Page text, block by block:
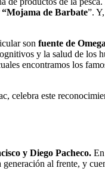
de Barbate”.
son fuente de
y la salud de los
encontramos los
celebra este
y Diego Pacheco.
al frente, y